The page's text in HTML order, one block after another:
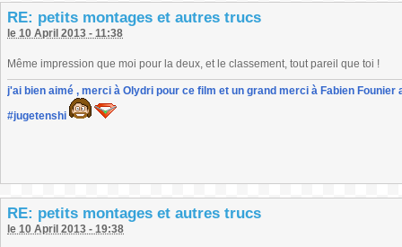
RE: petits montages et autres trucs
le 10 April 2013 - 11:38
Même impression que moi pour la deux, et le classement, tout pareil que toi !
j'ai bien aimé , merci à Olydri pour ce film et un grand merci à Fabien
#jugetenshi
RE: petits montages et autres trucs
le 10 April 2013 - 19:38